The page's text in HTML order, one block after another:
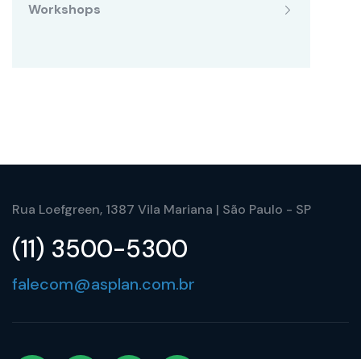
Workshops
Rua Loefgreen, 1387 Vila Mariana | São Paulo - SP
(11) 3500-5300
falecom@asplan.com.br